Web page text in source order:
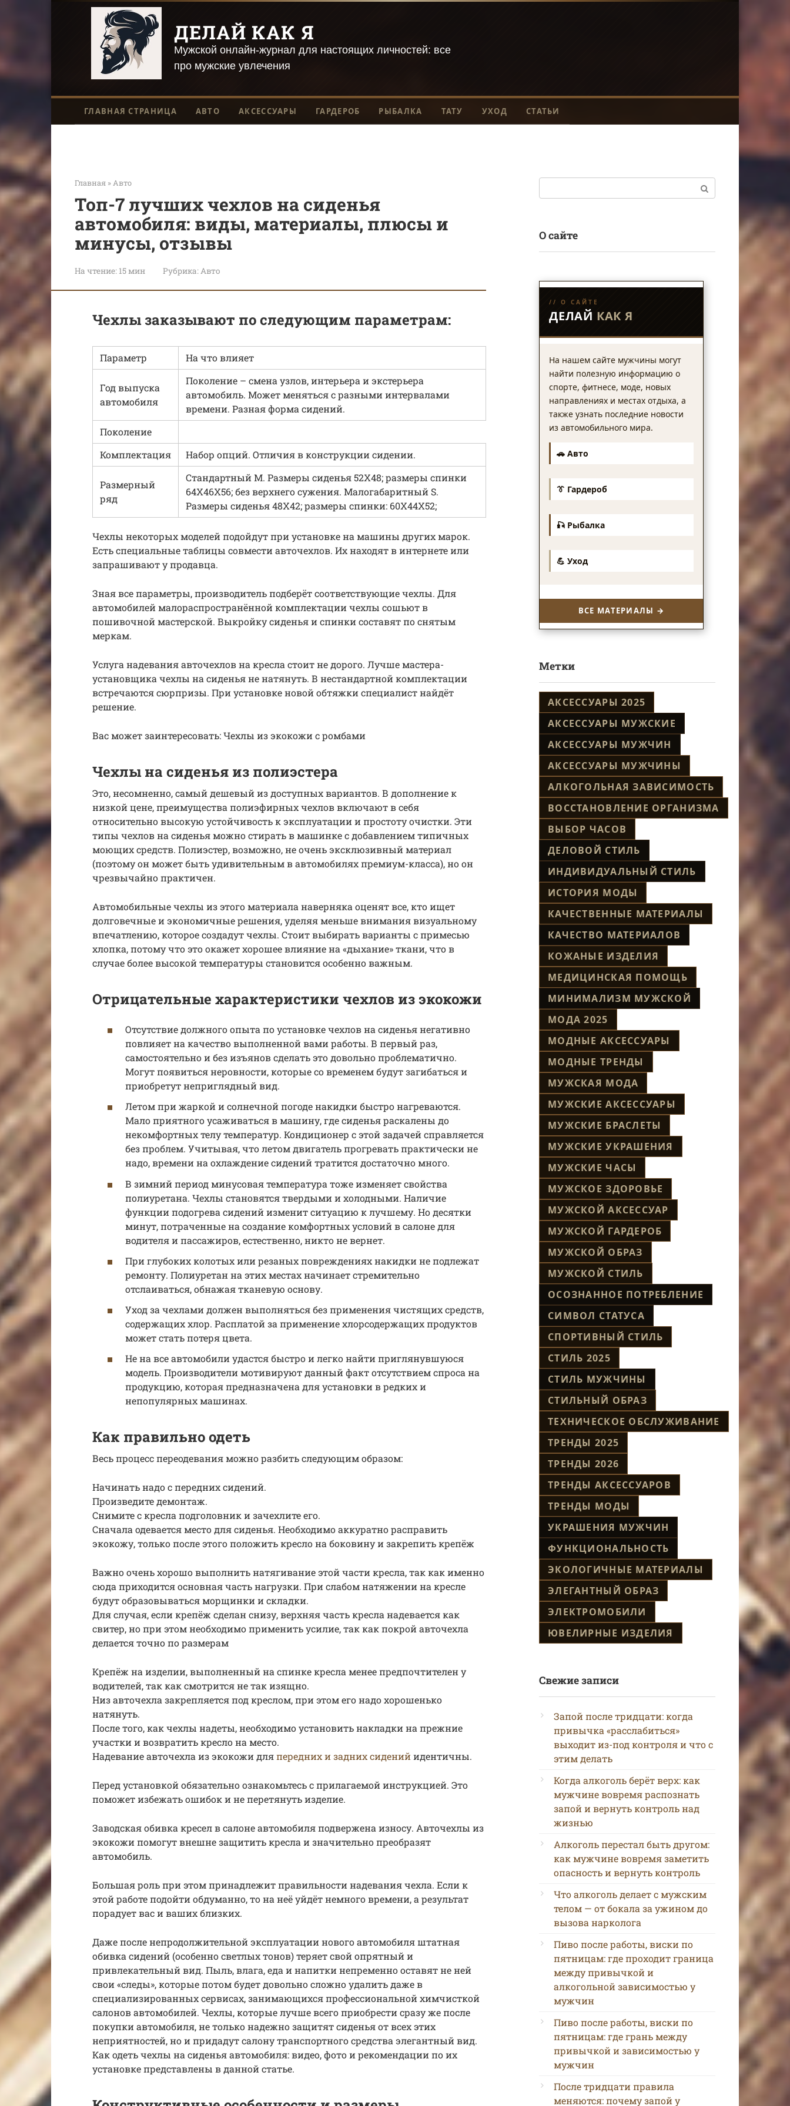
ДЕЛАЙ КАК Я
Мужской онлайн-журнал для настоящих личностей: все
про мужские увлечения
ГЛАВНАЯ СТРАНИЦА АВТО АКСЕССУАРЫ ГАРДЕРОБ РЫБАЛКА ТАТУ УХОД СТАТЬИ
Главная » Авто
Топ-7 лучших чехлов на сиденья
автомобиля: виды, материалы, плюсы и
минусы, отзывы
На чтение: 15 мин Рубрика:Авто
Чехлы заказывают по следующим параметрам:
Параметр На что влияет
Год выпуска
автомобиля
Поколение – смена узлов, интерьера и экстерьера
автомобиль. Может меняться с разными интервалами
времени. Разная форма сидений.
Поколение
Комплектация
Набор опций. Отличия в конструкции сидении.
Размерный
ряд
Стандартный М. Размеры сиденья 52Х48; размеры спинки
64Х46Х56; без верхнего сужения. Малогабаритный S.
Размеры сиденья 48Х42; размеры спинки: 60Х44Х52;
Чехлы некоторых моделей подойдут при установке на машины других марок.
Есть специальные таблицы совмести авточехлов. Их находят в интернете или
запрашивают у продавца.
Зная все параметры, производитель подберёт соответствующие чехлы. Для
автомобилей малораспространённой комплектации чехлы сошьют в
пошивочной мастерской. Выкройку сиденья и спинки составят по снятым
меркам.
Услуга надевания авточехлов на кресла стоит не дорого. Лучше мастера-
установщика чехлы на сиденья не натянуть. В нестандартной комплектации
встречаются сюрпризы. При установке новой обтяжки специалист найдёт
решение.
Вас может заинтересовать: Чехлы из экокожи с ромбами
Чехлы на сиденья из полиэстера
Это, несомненно, самый дешевый из доступных вариантов. В дополнение к
низкой цене, преимущества полиэфирных чехлов включают в себя
относительно высокую устойчивость к эксплуатации и простоту очистки. Эти
типы чехлов на сиденья можно стирать в машинке с добавлением типичных
моющих средств. Полиэстер, возможно, не очень эксклюзивный материал
(поэтому он может быть удивительным в автомобилях премиум-класса), но он
чрезвычайно практичен.
Автомобильные чехлы из этого материала наверняка оценят все, кто ищет
долговечные и экономичные решения, уделяя меньше внимания визуальному
впечатлению, которое создадут чехлы. Стоит выбирать варианты с примесью
хлопка, потому что это окажет хорошее влияние на «дыхание» ткани, что в
случае более высокой температуры становится особенно важным.
Отрицательные характеристики чехлов из экокожи
Отсутствие должного опыта по установке чехлов на сиденья негативно
повлияет на качество выполненной вами работы. В первый раз,
самостоятельно и без изъянов сделать это довольно проблематично.
Могут появиться неровности, которые со временем будут загибаться и
приобретут неприглядный вид.
Летом при жаркой и солнечной погоде накидки быстро нагреваются.
Мало приятного усаживаться в машину, где сиденья раскалены до
некомфортных телу температур. Кондиционер с этой задачей справляется
без проблем. Учитывая, что летом двигатель прогревать практически не
надо, времени на охлаждение сидений тратится достаточно много.
В зимний период минусовая температура тоже изменяет свойства
полиуретана. Чехлы становятся твердыми и холодными. Наличие
функции подогрева сидений изменит ситуацию к лучшему. Но десятки
минут, потраченные на создание комфортных условий в салоне для
водителя и пассажиров, естественно, никто не вернет.
При глубоких колотых или резаных повреждениях накидки не подлежат
ремонту. Полиуретан на этих местах начинает стремительно
отслаиваться, обнажая тканевую основу.
Уход за чехлами должен выполняться без применения чистящих средств,
содержащих хлор. Расплатой за применение хлорсодержащих продуктов
может стать потеря цвета.
Не на все автомобили удастся быстро и легко найти приглянувшуюся
модель. Производители мотивируют данный факт отсутствием спроса на
продукцию, которая предназначена для установки в редких и
непопулярных машинах.
Как правильно одеть
Весь процесс переодевания можно разбить следующим образом:
Начинать надо с передних сидений.
Произведите демонтаж.
Снимите с кресла подголовник и зачехлите его.
Сначала одевается место для сиденья. Необходимо аккуратно расправить
экокожу, только после этого положить кресло на боковину и закрепить крепёж
Важно очень хорошо выполнить натягивание этой части кресла, так как именно
сюда приходится основная часть нагрузки. При слабом натяжении на кресле
будут образовываться морщинки и складки.
Для случая, если крепёж сделан снизу, верхняя часть кресла надевается как
свитер, но при этом необходимо применить усилие, так как покрой авточехла
делается точно по размерам
Крепёж на изделии, выполненный на спинке кресла менее предпочтителен у
водителей, так как смотрится не так изящно.
Низ авточехла закрепляется под креслом, при этом его надо хорошенько
натянуть.
После того, как чехлы надеты, необходимо установить накладки на прежние
участки и возвратить кресло на место.
Надевание авточехла из экокожи дляпередних и задних сидений идентичны.
Перед установкой обязательно ознакомьтесь с прилагаемой инструкцией. Это
поможет избежать ошибок и не перетянуть изделие.
Заводская обивка кресел в салоне автомобиля подвержена износу. Авточехлы из
экокожи помогут внешне защитить кресла и значительно преобразят
автомобиль.
Большая роль при этом принадлежит правильности надевания чехла. Если к
этой работе подойти обдуманно, то на неё уйдёт немного времени, а результат
порадует вас и ваших близких.
Даже после непродолжительной эксплуатации нового автомобиля штатная
обивка сидений (особенно светлых тонов) теряет свой опрятный и
привлекательный вид. Пыль, влага, еда и напитки непременно оставят не ней
свои «следы», которые потом будет довольно сложно удалить даже в
специализированных сервисах, занимающихся профессиональной химчисткой
салонов автомобилей. Чехлы, которые лучше всего приобрести сразу же после
покупки автомобиля, не только надежно защитят сиденья от всех этих
неприятностей, но и придадут салону транспортного средства элегантный вид.
Как одеть чехлы на сиденья автомобиля: видео, фото и рекомендации по их
установке представлены в данной статье.
О сайте
// О САЙТЕ
ДЕЛАЙ КАК Я
На нашем сайте мужчины могут
найти полезную информацию о
спорте, фитнесе, моде, новых
направлениях и местах отдыха, а
также узнать последние новости
из автомобильного мира.
🚗 Авто
👔 Гардероб
🎣 Рыбалка
💪 Уход
ВСЕ МАТЕРИАЛЫ →
Метки
АКСЕССУАРЫ 2025
АКСЕССУАРЫ МУЖСКИЕ
АКСЕССУАРЫ МУЖЧИН
АКСЕССУАРЫ МУЖЧИНЫ
АЛКОГОЛЬНАЯ ЗАВИСИМОСТЬ
ВОССТАНОВЛЕНИЕ ОРГАНИЗМА
ВЫБОР ЧАСОВ
ДЕЛОВОЙ СТИЛЬ
ИНДИВИДУАЛЬНЫЙ СТИЛЬ
ИСТОРИЯ МОДЫ
КАЧЕСТВЕННЫЕ МАТЕРИАЛЫ
КАЧЕСТВО МАТЕРИАЛОВ
КОЖАНЫЕ ИЗДЕЛИЯ
МЕДИЦИНСКАЯ ПОМОЩЬ
МИНИМАЛИЗМ МУЖСКОЙ
МОДА 2025
МОДНЫЕ АКСЕССУАРЫ
МОДНЫЕ ТРЕНДЫ
МУЖСКАЯ МОДА
МУЖСКИЕ АКСЕССУАРЫ
МУЖСКИЕ БРАСЛЕТЫ
МУЖСКИЕ УКРАШЕНИЯ
МУЖСКИЕ ЧАСЫ
МУЖСКОЕ ЗДОРОВЬЕ
МУЖСКОЙ АКСЕССУАР
МУЖСКОЙ ГАРДЕРОБ
МУЖСКОЙ ОБРАЗ
МУЖСКОЙ СТИЛЬ
ОСОЗНАННОЕ ПОТРЕБЛЕНИЕ
СИМВОЛ СТАТУСА
СПОРТИВНЫЙ СТИЛЬ
СТИЛЬ 2025
СТИЛЬ МУЖЧИНЫ
СТИЛЬНЫЙ ОБРАЗ
ТЕХНИЧЕСКОЕ ОБСЛУЖИВАНИЕ
ТРЕНДЫ 2025
ТРЕНДЫ 2026
ТРЕНДЫ АКСЕССУАРОВ
ТРЕНДЫ МОДЫ
УКРАШЕНИЯ МУЖЧИН
ФУНКЦИОНАЛЬНОСТЬ
ЭКОЛОГИЧНЫЕ МАТЕРИАЛЫ
ЭЛЕГАНТНЫЙ ОБРАЗ
ЭЛЕКТРОМОБИЛИ
ЮВЕЛИРНЫЕ ИЗДЕЛИЯ
Свежие записи
Запой после тридцати: когда
привычка «расслабиться»
выходит из-под контроля и что с
этим делать
Когда алкоголь берёт верх: как
мужчине вовремя распознать
запой и вернуть контроль над
жизнью
Алкоголь перестал быть другом:
как мужчине вовремя заметить
опасность и вернуть контроль
Что алкоголь делает с мужским
телом — от бокала за ужином до
вызова нарколога
Пиво после работы, виски по
пятницам: где проходит граница
между привычкой и
алкогольной зависимостью у
мужчин
Пиво после работы, виски по
пятницам: где грань между
привычкой и зависимостью у
мужчин
После тридцати правила
меняются: почему запой у